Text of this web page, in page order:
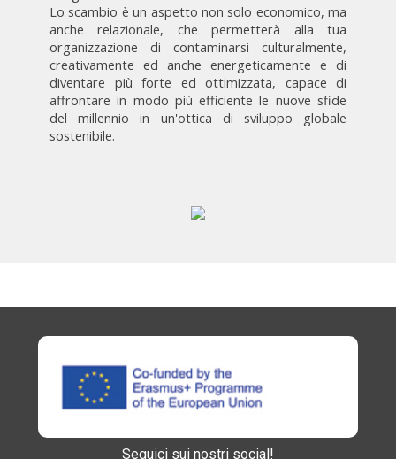
Lo scambio è un aspetto non solo economico, ma
anche relazionale, che permetterà alla tua
organizzazione di contaminarsi culturalmente,
creativamente ed anche energeticamente e di
diventare più forte ed ottimizzata, capace di
affrontare in modo più efficiente le nuove sfide
del millennio in un'ottica di sviluppo globale
sostenibile.
Seguici sui nostri social!